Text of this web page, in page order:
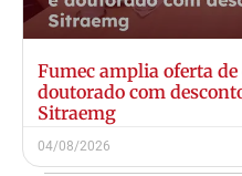
Fumec amplia oferta
doutorado com
Sitraemg
04/08/2026